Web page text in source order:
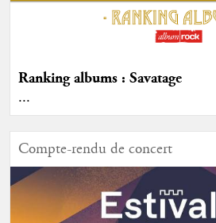
Ranking albums : Savatage
...
Compte-rendu de concert